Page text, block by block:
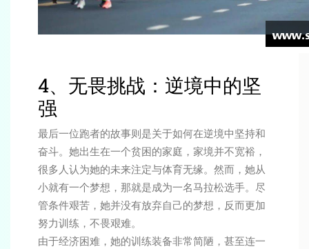
4、无畏挑战：逆境中的坚
强
最后一位跑者的故事则是关于如何在逆境中坚持和
奋斗。她出生在一个贫困的家庭，家境并不宽裕，
很多人认为她的未来注定与体育无缘。然而，她从
小就有一个梦想，那就是成为一名马拉松选手。尽
管条件艰苦，她并没有放弃自己的梦想，反而更加
努力训练，不畏艰难。
由于经济困难，她的训练装备非常简陋，甚至连一